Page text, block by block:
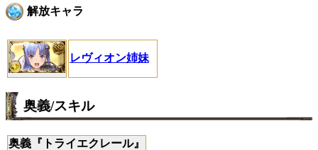
解放キャラ
レヴィオン姉妹
奥義/スキル
奥義『トライエクレール』